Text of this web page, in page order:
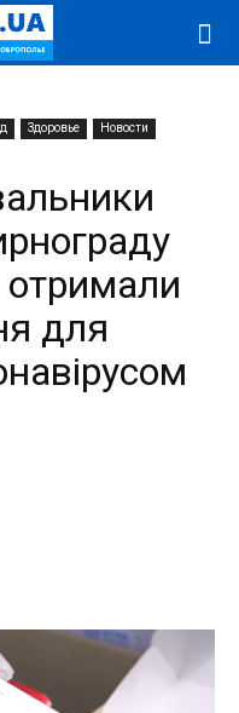
Здоровье
Новости
отримали
для